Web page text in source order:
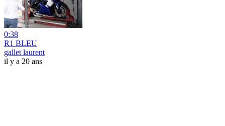
0:38
R1 BLEU
gallet laurent
il y a 20 ans